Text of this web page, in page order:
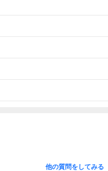
他の質問をしてみる